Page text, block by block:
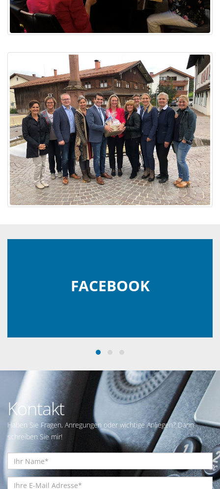
FACEBOOK
Kontakt
Haben Sie Fragen, Anregungen oder wichtige Anliegen? Dann
schreiben Sie mir!